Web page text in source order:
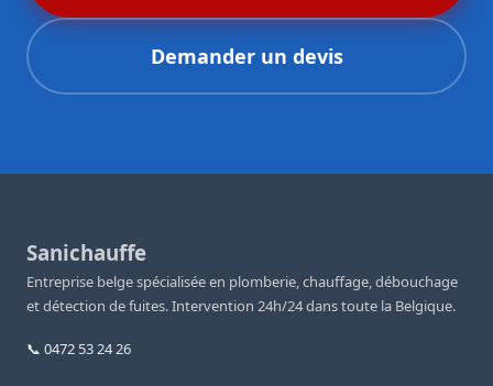
Demander un devis
Sanichauffe
Entreprise belge spécialisée en plomberie, chauffage, débouchage
et détection de fuites. Intervention 24h/24 dans toute la Belgique.
📞 0472 53 24 26